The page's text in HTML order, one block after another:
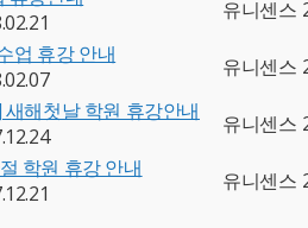
유니센스
업 휴강 안내
유니센스
해첫날 학원 휴강안내
유니센스
학원 휴강 안내
유니센스